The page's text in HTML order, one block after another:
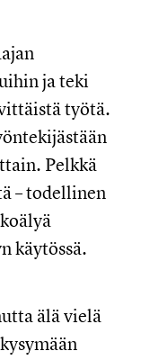
ja teki
työtä.
Pelkkä
– todellinen
käytössä.
älä vielä